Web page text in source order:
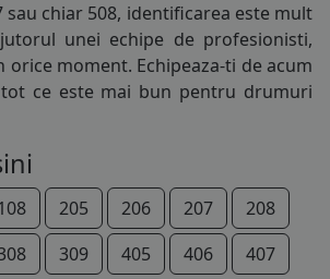
sau chiar 508, identificarea este mult
unei echipe de profesionisti,
orice moment. Echipeaza-ti de acum
ce este mai bun pentru drumuri
205 206 207
208
309 405 406
407